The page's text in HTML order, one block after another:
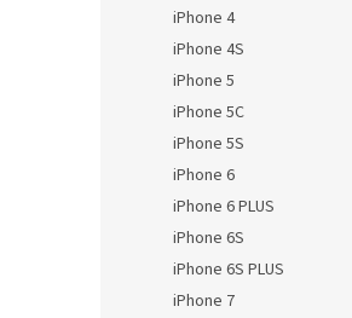
iPhone 4
iPhone 4S
iPhone 5
iPhone 5C
iPhone 5S
iPhone 6
iPhone 6 PLUS
iPhone 6S
iPhone 6S PLUS
iPhone 7